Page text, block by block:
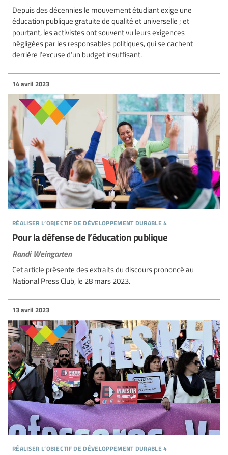
Depuis des décennies le mouvement étudiant exige une
éducation publique gratuite de qualité et universelle ; et
pourtant, les activistes ont souvent vu leurs exigences
négligées par les responsables politiques, qui se cachent
derrière l’excuse d’un budget insuffisant.
réaliser l’objectif de développement durable 4
14 avril 2023
Pour la défense de l’éducation publique
Randi Weingarten
Cet article présente des extraits du discours prononcé au
National Press Club, le 28 mars 2023.
réaliser l’objectif de développement durable 4
13 avril 2023